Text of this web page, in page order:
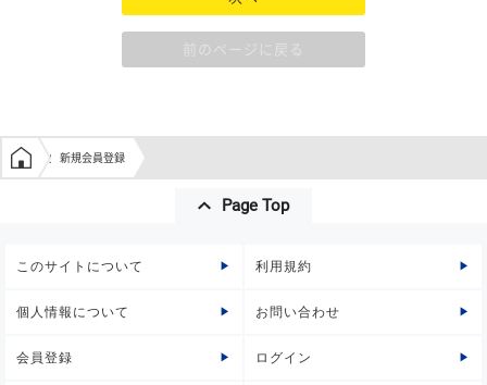
前のページに戻る
学生の窓口トップ
新規会員登録
Page Top
このサイトについて 利用規約
個人情報について お問い合わせ
会員登録 ログイン